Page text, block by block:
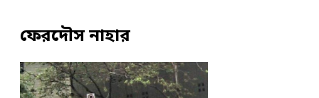
ফেরদৌস নাহার